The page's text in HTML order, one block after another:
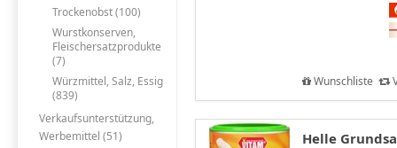
Trockenobst (100)
Wurstkonserven,
Fleischersatzprodukte
(7)
Würzmittel, Salz, Essig
(839)
Verkaufsunterstützung,
Werbemittel (51)
Wunschliste
Helle